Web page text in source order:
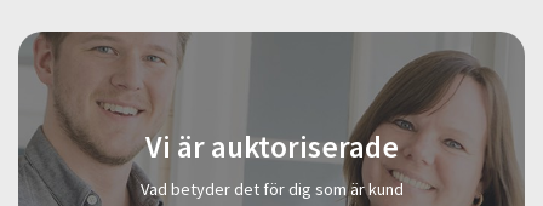
Vi är auktoriserade
Vad betyder det för dig som är kund